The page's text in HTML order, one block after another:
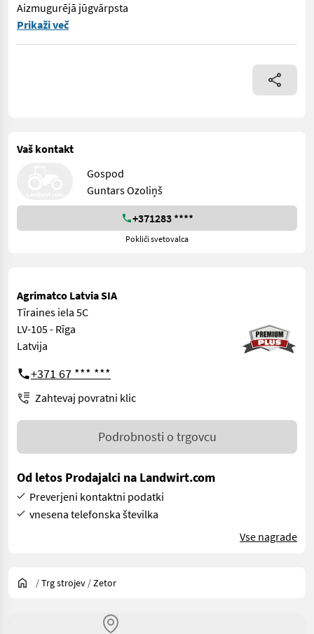
Aizmugurējā jūgvārpsta
== Papildu informācija (LV) == ⚙️ DzinējsRažotājs un tips:
Prikaži več
Vaš kontakt
Gospod
Guntars Ozoliņš
+371283 ****
Pokliči svetovalca
Agrimatco Latvia SIA
Tīraines iela 5C
LV-105 - Rīga
Latvija
+371 67 *** ***
Zahtevaj povratni klic
Podrobnosti o trgovcu
Od letos Prodajalci na Landwirt.com
Preverjeni kontaktni podatki
vnesena telefonska številka
Vse nagrade
/Trg strojev /Zetor